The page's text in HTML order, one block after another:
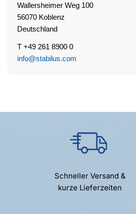
Wallersheimer Weg 100
56070 Koblenz
Deutschland
T +49 261 8900 0
info@stabilus.com
Schneller Versand &
kurze Lieferzeiten